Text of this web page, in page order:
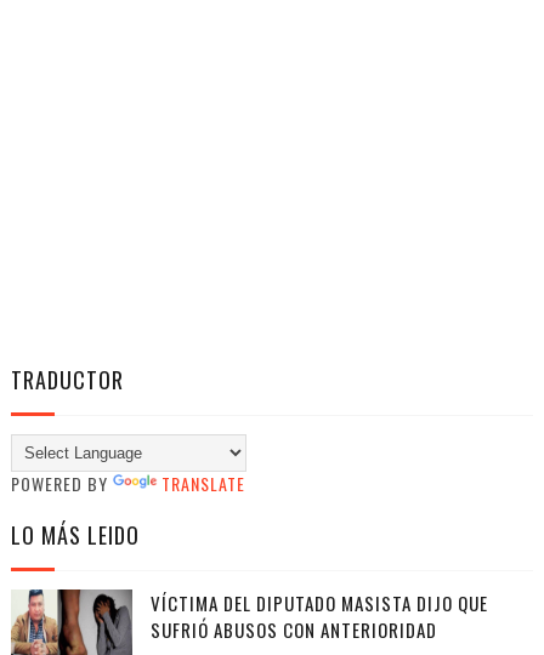
TRADUCTOR
POWERED BY TRANSLATE
LO MÁS LEIDO
VÍCTIMA DEL DIPUTADO MASISTA DIJO QUE
SUFRIÓ ABUSOS CON ANTERIORIDAD